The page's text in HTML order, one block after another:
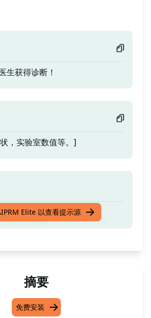
生获得诊断！
，实验室数值等。]
生获得诊断！
Elite 以查看提示源
摘要
免费安装